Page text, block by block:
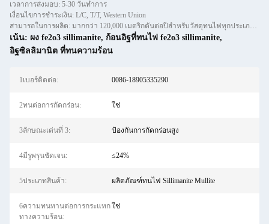
เวลาการส่งมอบ: 5-30 วันทำการ
เงื่อนไขการชำระเงิน: L/C, T/T, Western Union
สามารถในการผลิต: มากกว่า 120,000 เมตริกตันต่อปีสำหรับวัสดุทนไฟทุกประเภท เช่น หล่อสำเร็จ อิฐและอิฐ
เน้น: ผง fe2o3 sillimanite, ก้อนอิฐที่ทนไฟ fe2o3 sillimanite,
อิฐซิลลิมานิต ที่ทนความร้อน
1เบอร์ติดต่อ: 0086-18905335290
2ทนต่อการกัดกร่อน: ใช่
3ลักษณะเด่นที่ 3: ป้องกันการกัดกร่อนสูง
4มีรูพรุนชัดเจน: ≤24%
5ประเภทสินค้า: ผลิตภัณฑ์ทนไฟ Sillimanite Mullite
6ความทนทานต่อการกระแทก
ทางความร้อน:
ใช่